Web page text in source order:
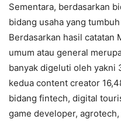
Sementara, berdasarkan
bidang usaha yang
Berdasarkan hasil catatan
umum atau general
banyak digeluti oleh yakni
kedua content creator
bidang fintech, digital
game developer,